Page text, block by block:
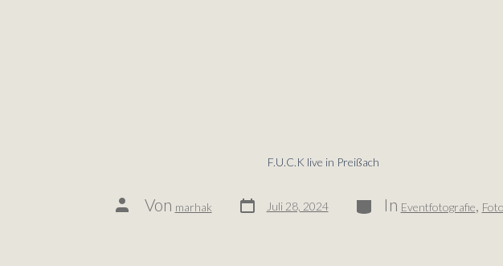
F.U.C.K live in Preißach
Von marhak Juli 28, 2024 In Eventfotografie,